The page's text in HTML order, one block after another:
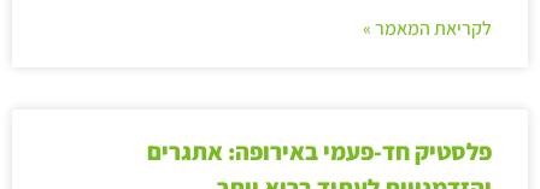
לקריאת המאמר »
פלסטיק חד-פעמי באירופה: אתגרים